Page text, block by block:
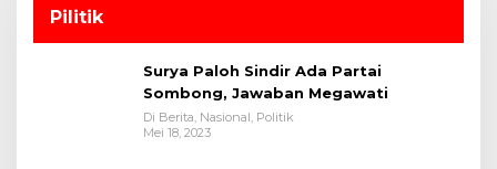
Pilitik
Surya Paloh Sindir Ada Partai
Sombong, Jawaban Megawati
Di Berita, Nasional, Politik
Mei 18, 2023